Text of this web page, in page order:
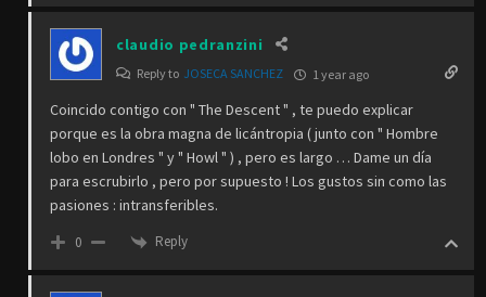
claudio pedranzini
Reply to JOSECA SANCHEZ 1 year ago
Coincido contigo con " The Descent " , te puedo explicar
porque es la obra magna de licántropia ( junto con " Hombre
lobo en Londres " y " Howl " ) , pero es largo … Dame un día
para escrubirlo , pero por supuesto ! Los gustos sin como las
pasiones : intransferibles.
0 Reply